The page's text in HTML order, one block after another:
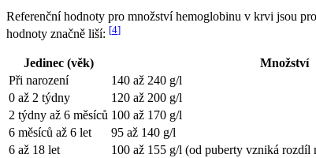
Referenční hodnoty pro množství hemoglobinu v krvi jsou
hodnoty značně liší: [4]
Jedinec (věk)
Množství
Při narození
140 až 240 g/l
0 až 2 týdny
120 až 200 g/l
2 týdny až 6 měsíců 100 až 170 g/l
6 měsíců až 6 let
95 až 140 g/l
6 až 18 let
100 až 155 g/l (od puberty vzniká rozdíl